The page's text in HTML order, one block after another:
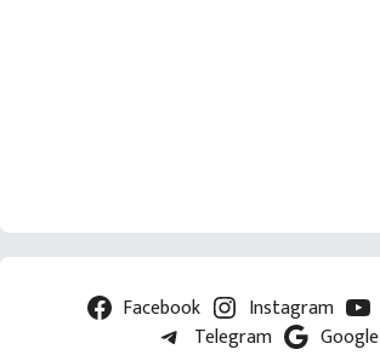
Facebook Instagram
Telegram
Google